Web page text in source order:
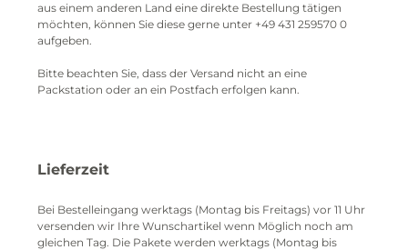
aus einem anderen Land eine direkte Bestellung tätigen
möchten, können Sie diese gerne unter +49 431 259570 0
aufgeben.
Bitte beachten Sie, dass der Versand nicht an eine
Packstation oder an ein Postfach erfolgen kann.
Lieferzeit
Bei Bestelleingang werktags (Montag bis Freitags) vor 11 Uhr
versenden wir Ihre Wunschartikel wenn Möglich noch am
gleichen Tag. Die Pakete werden werktags (Montag bis